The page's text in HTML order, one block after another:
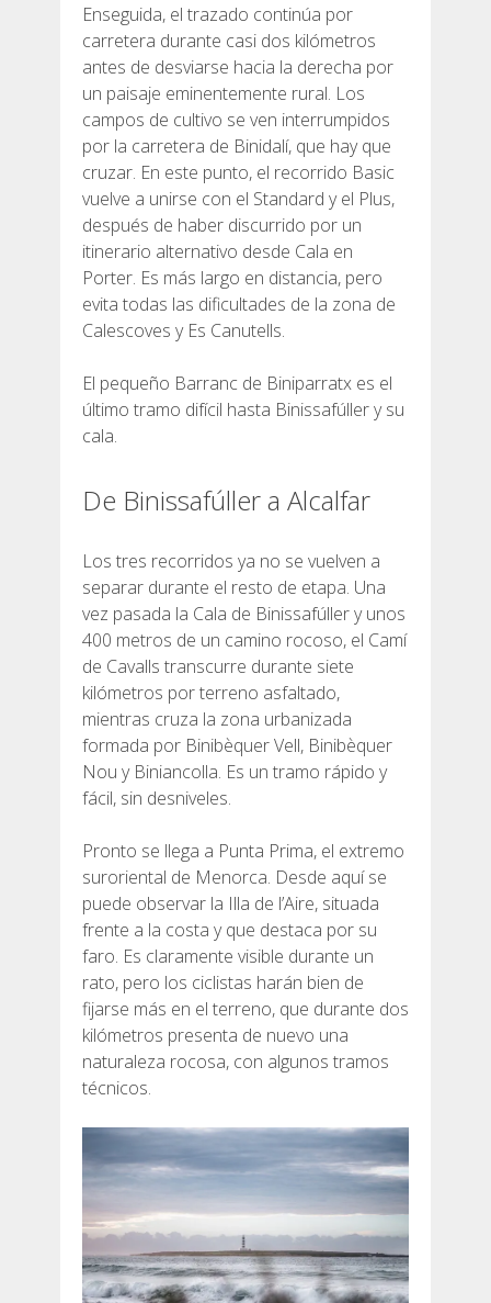
Enseguida, el trazado continúa por
carretera durante casi dos kilómetros
antes de desviarse hacia la derecha por
un paisaje eminentemente rural. Los
campos de cultivo se ven interrumpidos
por la carretera de Binidalí, que hay que
cruzar. En este punto, el recorrido Basic
vuelve a unirse con el Standard y el Plus,
después de haber discurrido por un
itinerario alternativo desde Cala en
Porter. Es más largo en distancia, pero
evita todas las dificultades de la zona de
Calescoves y Es Canutells.
El pequeño Barranc de Biniparratx es el
último tramo difícil hasta Binissafúller y su
cala.
De Binissafúller a Alcalfar
Los tres recorridos ya no se vuelven a
separar durante el resto de etapa. Una
vez pasada la Cala de Binissafúller y unos
400 metros de un camino rocoso, el Camí
de Cavalls transcurre durante siete
kilómetros por terreno asfaltado,
mientras cruza la zona urbanizada
formada por Binibèquer Vell, Binibèquer
Nou y Biniancolla. Es un tramo rápido y
fácil, sin desniveles.
Pronto se llega a Punta Prima, el extremo
suroriental de Menorca. Desde aquí se
puede observar la Illa de l’Aire, situada
frente a la costa y que destaca por su
faro. Es claramente visible durante un
rato, pero los ciclistas harán bien de
fijarse más en el terreno, que durante dos
kilómetros presenta de nuevo una
naturaleza rocosa, con algunos tramos
técnicos.